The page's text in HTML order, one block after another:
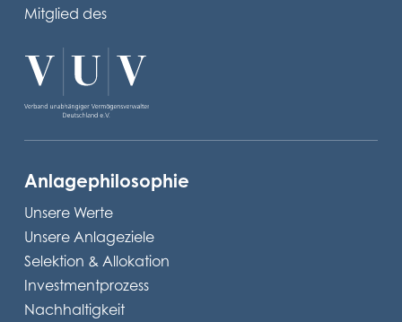
Mitglied des
Anlagephilosophie
Unsere Werte
Unsere Anlageziele
Selektion & Allokation
Investmentprozess
Nachhaltigkeit